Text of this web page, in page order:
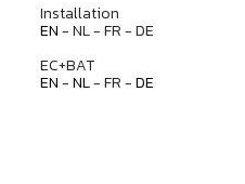
Installation
EN- NL - FR - DE
EC+BAT
EN-NL- FR -DE